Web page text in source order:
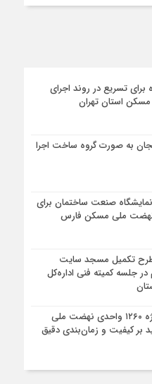
برای تسریع در روند اجرای
استان تهران
به صورت گروه ساخت اجرا
صنعت ساختمان برای
نهضت ملی مسکن فارس
تکمیل مسجد سایت
در جلسه کمیته فنی اداره‌کل
شتاب در اجرای پروژه ۱۲۶۰ واحدی نهضت ملی
بر کیفیت و زمان‌بندی دقیق